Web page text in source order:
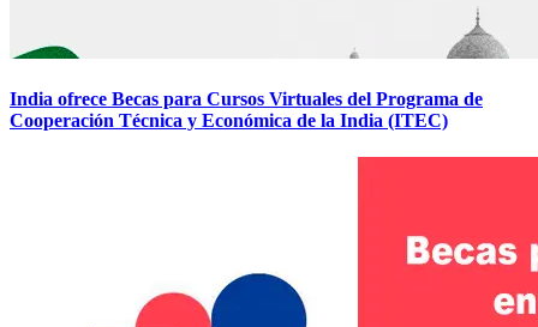
India ofrece Becas para Cursos Virtuales del Programa de
Cooperación Técnica y Económica de la India (ITEC)